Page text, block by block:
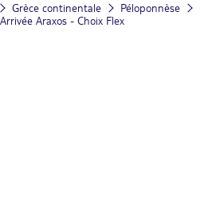
Grèce continentale
Péloponnèse
Araxos - Choix Flex